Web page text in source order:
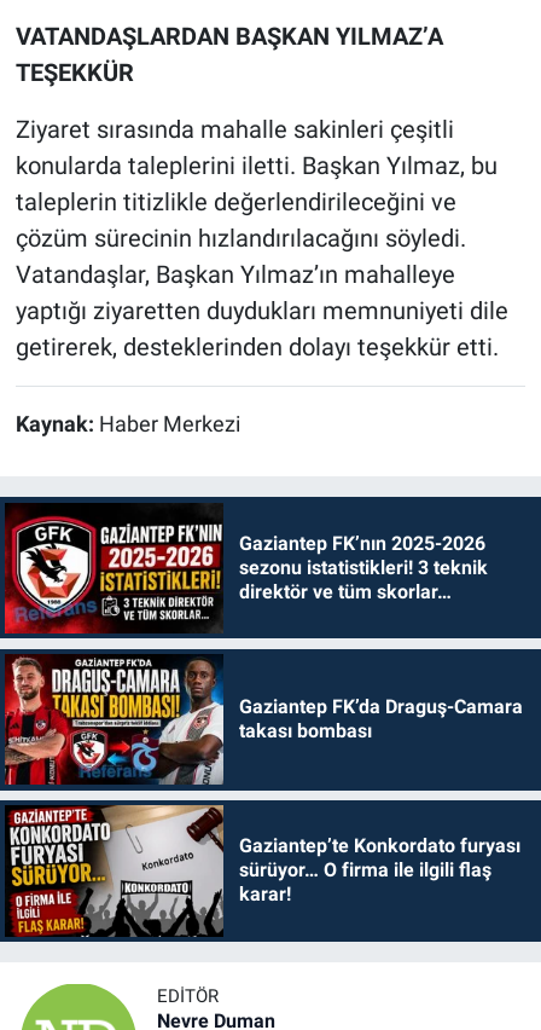
VATANDAŞLARDAN BAŞKAN YILMAZ’A
TEŞEKKÜR
Ziyaret sırasında mahalle sakinleri çeşitli
konularda taleplerini iletti. Başkan Yılmaz, bu
taleplerin titizlikle değerlendirileceğini ve
çözüm sürecinin hızlandırılacağını söyledi.
Vatandaşlar, Başkan Yılmaz’ın mahalleye
yaptığı ziyaretten duydukları memnuniyeti dile
getirerek, desteklerinden dolayı teşekkür etti.
Kaynak: Haber Merkezi
Gaziantep FK’nın 2025-2026
sezonu istatistikleri! 3 teknik
direktör ve tüm skorlar…
Gaziantep FK’da Draguş-Camara
takası bombası
Gaziantep’te Konkordato furyası
sürüyor… O firma ile ilgili flaş
karar!
EDITÖR
Nevre Duman